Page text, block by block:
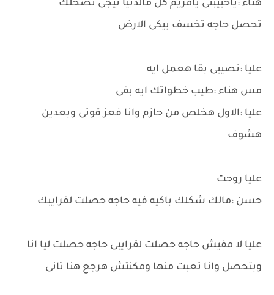
هناء :ياحبيبتى يامريم كل مالدنيا تيجى تضحلك
تحصل حاجه تخسف بيكى الارض
عليا :نصيبى بقا هعمل ايه
مس هناء :طيب خطواتك ايه بقى
عليا :الاول هخلص من حازم وانا فعز قوتى وبعدين
هشوف
عليا روحت
حسن :مالك شكلك باكيه فيه حاجه حصلت لقرايبك
عليا لا مفيش حاجه حصلت لقرايبى حاجه حصلت ليا انا
وبتحصل وانا تعبت منها ومكنتش هرجع هنا تانى